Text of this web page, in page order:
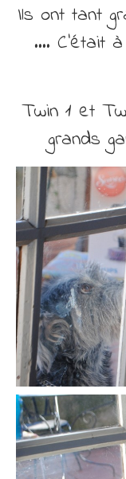
Ils ont tant
…. C’était à
Twin 1 et
grands